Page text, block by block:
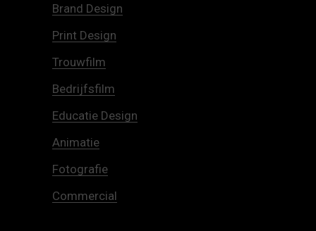
Brand Design
Print Design
Trouwfilm
Bedrijfsfilm
Educatie Design
Animatie
Fotografie
Commercial